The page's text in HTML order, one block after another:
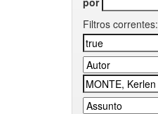
Filtros correntes: